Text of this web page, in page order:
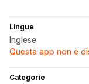
Lingue
Inglese
Questa app non è
Categorie